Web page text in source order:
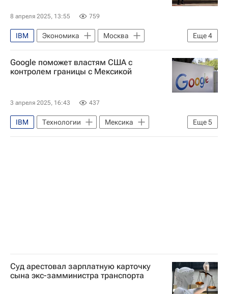
8 апреля 2025, 13:55 759
Еще4
IBM Экономика
Москва
Россия
Транснефть
Cisco Systems, Inc.
Технологии
Google поможет властям США с
контролем границы с Мексикой
3 апреля 2025, 16:43 437
Еще5
IBM Технологии
Мексика
Аризона
США
Google
Суд арестовал зарплатную карточку
сына экс-замминистра транспорта